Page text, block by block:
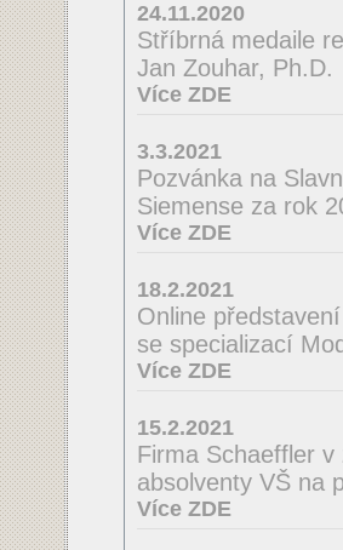
24.11.2020
Stříbrná medaile
Jan Zouhar, Ph.D.
Více ZDE
3.3.2021
Pozvánka na
Siemense za rok
Více ZDE
18.2.2021
Online
se specializací
Více ZDE
15.2.2021
Firma Schaeffler
absolventy VŠ na
Více ZDE